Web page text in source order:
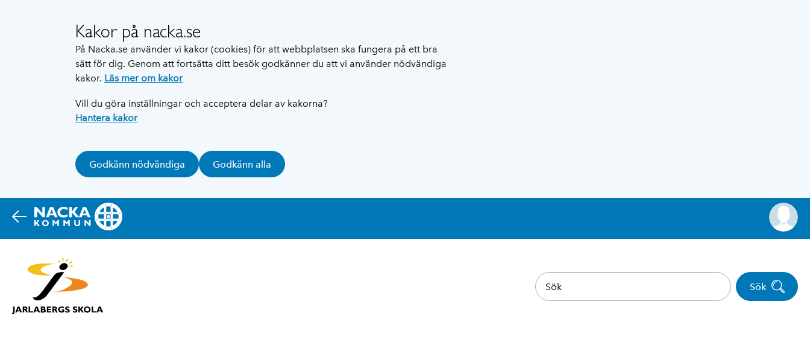
Kakor på nacka.se
På Nacka.se använder vi kakor (cookies) för att webbplatsen ska fungera på ett bra
sätt för dig. Genom att fortsätta ditt besök godkänner du att vi använder nödvändiga
kakor. Läs mer om kakor
Vill du göra inställningar och acceptera delar av kakorna?
Hantera kakor
Godkänn nödvändiga Godkänn alla
Sök